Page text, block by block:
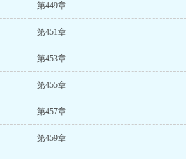
第449章
第451章
第453章
第455章
第457章
第459章